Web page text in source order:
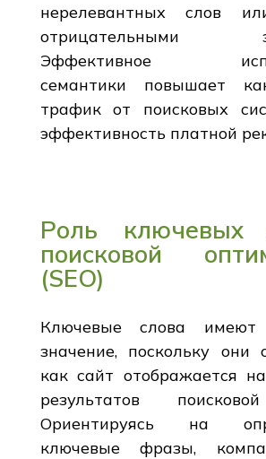
нерелевантных слов
отрицательными
Эффективное
семантики повышает
трафик от поисковых
эффективность платной
Роль ключевых
поисковой
(SEO)
Ключевые слова
значение, поскольку они
как сайт отображается
результатов
Ориентируясь на
ключевые фразы,